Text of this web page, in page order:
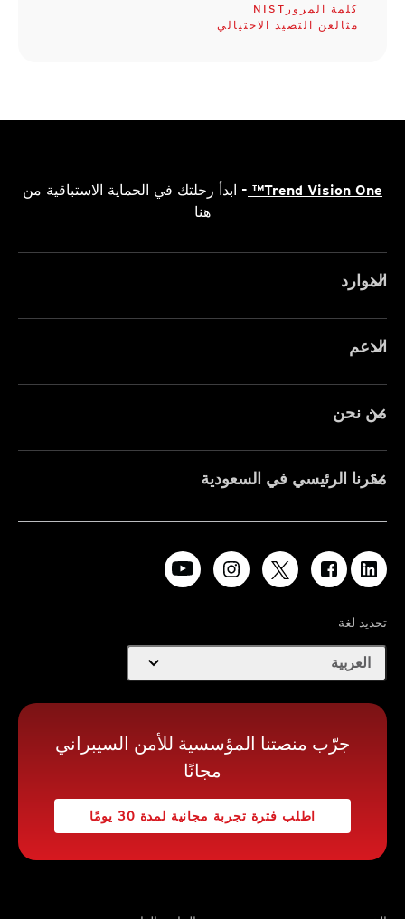
كلمة المرورNIST
مثالعن التصيد الاحتيالي
Trend Vision One™
- ابدأ رحلتك في الحماية الاستباقية من
هنا
الموارد
الدعم
من نحن
مقرنا الرئيسي في السعودية
تحديد لغة
العربية expand_more
جرّب منصتنا المؤسسية للأمن السيبراني
مجانًا
اطلب فترة تجربة مجانية لمدة 30 يومًا